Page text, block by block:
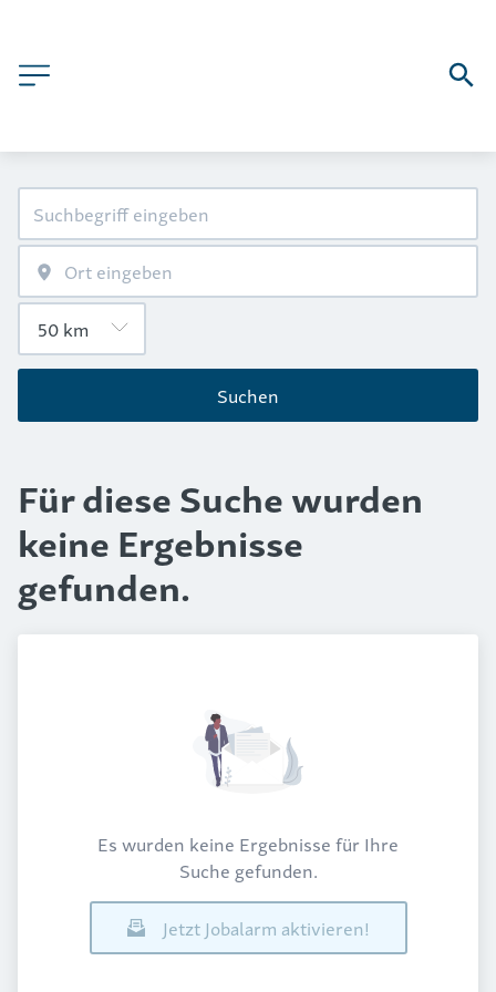
Suchen
Für diese Suche wurden
keine Ergebnisse
gefunden.
Es wurden keine Ergebnisse für Ihre
Suche gefunden.
Jetzt Jobalarm aktivieren!